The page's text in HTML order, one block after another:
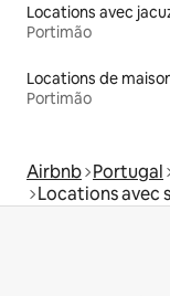
Locations avec
Portimão
Locations de
Portimão
Airbnb Portugal
Locations avec